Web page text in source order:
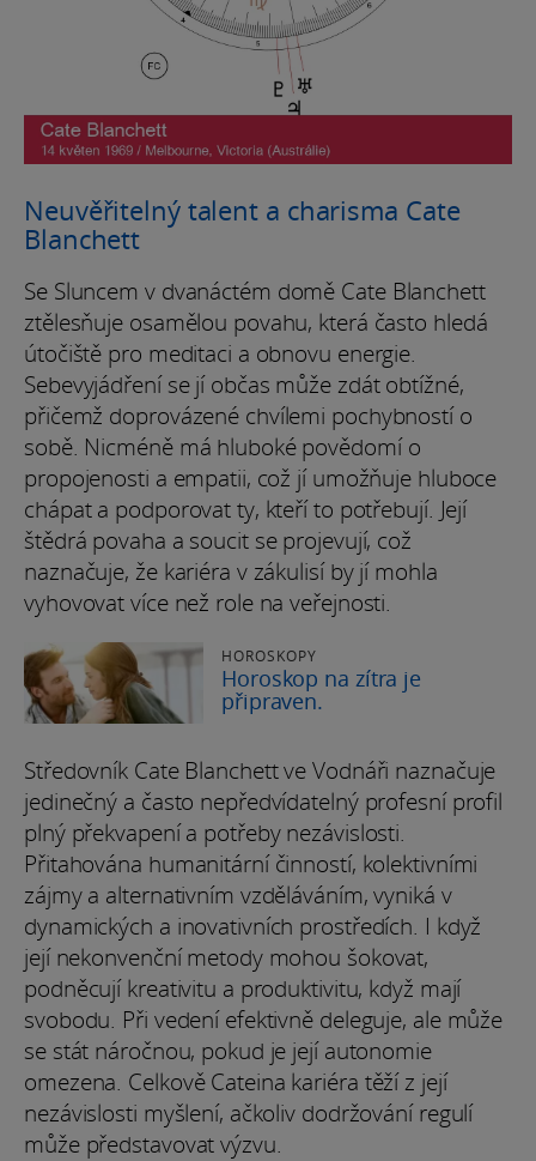
Neuvěřitelný talent a charisma Cate
Blanchett
Se Sluncem v dvanáctém domě Cate Blanchett
ztělesňuje osamělou povahu, která často hledá
útočiště pro meditaci a obnovu energie.
Sebevyjádření se jí občas může zdát obtížné,
přičemž doprovázené chvílemi pochybností o
sobě. Nicméně má hluboké povědomí o
propojenosti a empatii, což jí umožňuje hluboce
chápat a podporovat ty, kteří to potřebují. Její
štědrá povaha a soucit se projevují, což
naznačuje, že kariéra v zákulisí by jí mohla
vyhovovat více než role na veřejnosti.
HOROSKOPY
Horoskop na zítra je
připraven.
Středovník Cate Blanchett ve Vodnáři naznačuje
jedinečný a často nepředvídatelný profesní profil
plný překvapení a potřeby nezávislosti.
Přitahována humanitární činností, kolektivními
zájmy a alternativním vzděláváním, vyniká v
dynamických a inovativních prostředích. I když
její nekonvenční metody mohou šokovat,
podněcují kreativitu a produktivitu, když mají
svobodu. Při vedení efektivně deleguje, ale může
se stát náročnou, pokud je její autonomie
omezena. Celkově Cateina kariéra těží z její
nezávislosti myšlení, ačkoliv dodržování regulí
může představovat výzvu.